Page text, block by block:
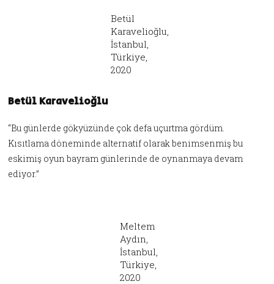
Betül
Karavelioğlu,
İstanbul,
Türkiye,
2020
Betül Karavelioğlu
“Bu günlerde gökyüzünde çok defa uçurtma gördüm.
Kısıtlama döneminde alternatif olarak benimsenmiş bu
eskimiş oyun bayram günlerinde de oynanmaya devam
ediyor.”
Meltem
Aydın,
İstanbul,
Türkiye,
2020